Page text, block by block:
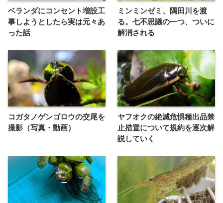
ベランダにコンセント増設工
事しようとしたら実は元々あ
った話
ミンミンゼミ、隅田川を渡
る。七不思議の一つ、ついに
解消される
コガタノゲンゴロウの交尾を
撮影（写真・動画）
ヤフオクの絶滅危惧種出品禁
止措置について規約を逐次解
説していく